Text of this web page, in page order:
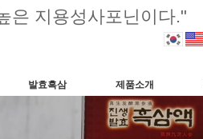
은 지용성사포닌이다."
발효흑삼 제품소개